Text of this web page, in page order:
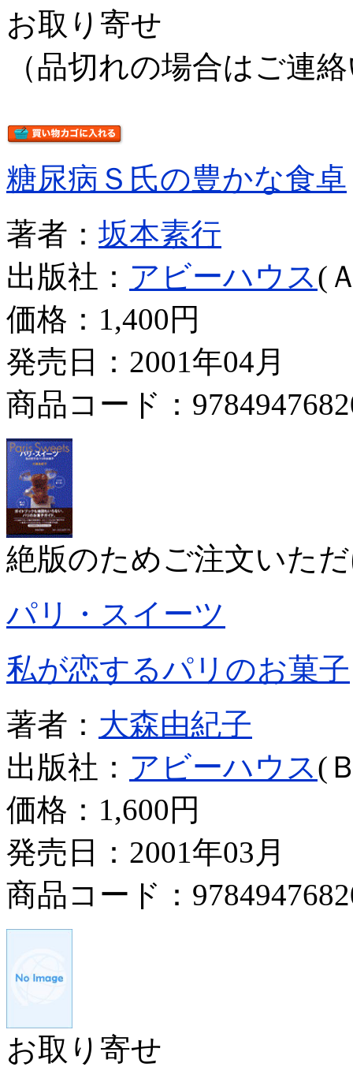
お取り寄せ
（品切れの場合はご連
糖尿病Ｓ氏の豊かな食卓
著者： 坂本素行
出版社： アビーハウス(
価格： 1,400円
発売日：2001年04月
商品コード：
絶版のためご注文いた
パリ・スイーツ
私が恋するパリのお菓子
著者： 大森由紀子
出版社： アビーハウス(
価格： 1,600円
発売日：2001年03月
商品コード：
お取り寄せ